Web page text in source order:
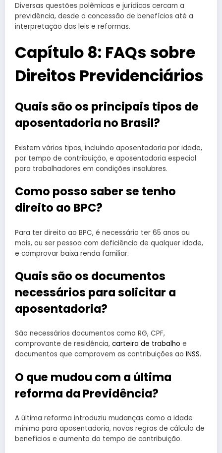
Diversas questões polêmicas e jurídicas cercam a
previdência, desde a concessão de benefícios até a
interpretação das leis e reformas.
Capítulo 8: FAQs sobre
Direitos Previdenciários
Quais são os principais tipos de
aposentadoria no Brasil?
Existem vários tipos, incluindo aposentadoria por idade,
por tempo de contribuição, e aposentadoria especial
para trabalhadores em condições insalubres.
Como posso saber se tenho
direito ao BPC?
Para ter direito ao BPC, é necessário ter 65 anos ou
mais, ou ser pessoa com deficiência de qualquer idade,
e comprovar baixa renda familiar.
Quais são os documentos
necessários para solicitar a
aposentadoria?
São necessários documentos como RG, CPF,
comprovante de residência, carteira de trabalho e
documentos que comprovem as contribuições ao INSS.
O que mudou com a última
reforma da Previdência?
A última reforma introduziu mudanças como a idade
mínima para aposentadoria, novas regras de cálculo de
benefícios e aumento do tempo de contribuição.